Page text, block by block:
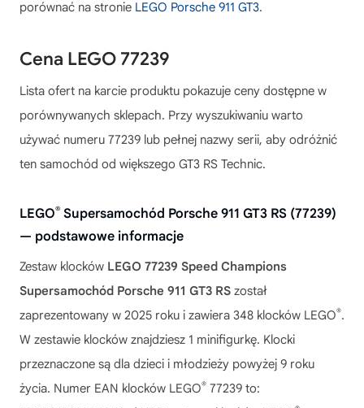
porównać na stronie LEGO Porsche 911 GT3.
Cena LEGO 77239
Lista ofert na karcie produktu pokazuje ceny dostępne w
porównywanych sklepach. Przy wyszukiwaniu warto
używać numeru 77239 lub pełnej nazwy serii, aby odróżnić
ten samochód od większego GT3 RS Technic.
LEGO® Supersamochód Porsche 911 GT3 RS (77239)
— podstawowe informacje
Zestaw klocków LEGO 77239 Speed Champions
Supersamochód Porsche 911 GT3 RS został
zaprezentowany w 2025 roku i zawiera 348 klocków LEGO®.
W zestawie klocków znajdziesz 1 minifigurkę. Klocki
przeznaczone są dla dzieci i młodzieży powyżej 9 roku
życia. Numer EAN klocków LEGO® 77239 to: